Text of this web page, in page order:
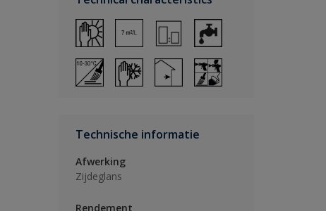
Technische informatie
Afwerking
Zijdeglans
Rendement